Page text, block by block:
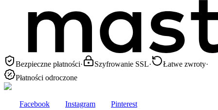
Bezpieczne płatności· Szyfrowanie SSL· Łatwe zwroty·
Płatności odroczone
Facebook Instagram
Pinterest